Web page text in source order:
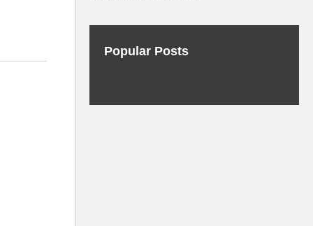
Popular Posts